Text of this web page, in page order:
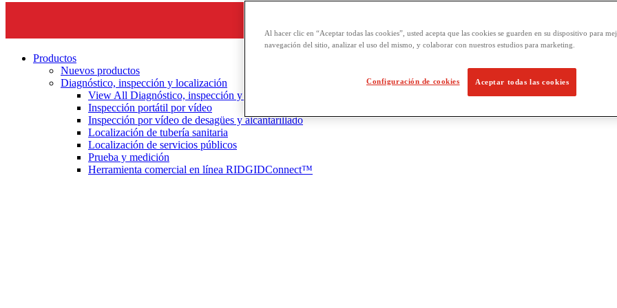
Productos
Nuevos productos
Diagnóstico, inspección y localización
View All Diagnóstico, inspección y localización
Inspección portátil por vídeo
Inspección por vídeo de desagües y alcantarillado
Localización de tubería sanitaria
Localización de servicios públicos
Prueba y medición
Herramienta comercial en línea RIDGIDConnect™
Al hacer clic en “Aceptar todas las cookies”, usted acepta que las cookies se guarden en su dispositivo para
navegación del sitio, analizar el uso del mismo, y colaborar con nuestros estudios para marketing.
Configuración de cookies Aceptar todas las cookies